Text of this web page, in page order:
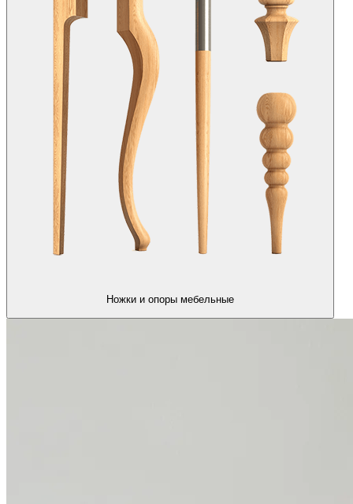
Ножки и опоры мебельные